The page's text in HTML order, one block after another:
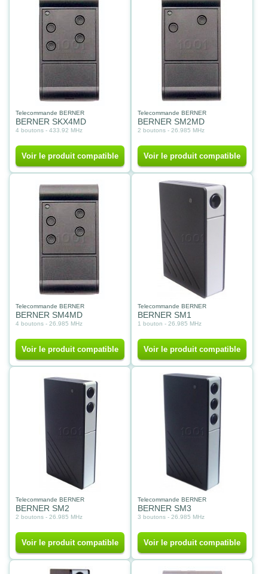
Telecommande BERNER
BERNER SKX4MD
4 boutons - 433.92 MHz
Voir le produit compatible
Telecommande BERNER
BERNER SM2MD
2 boutons - 26.985 MHz
Voir le produit compatible
Telecommande BERNER
BERNER SM4MD
4 boutons - 26.985 MHz
Voir le produit compatible
Telecommande BERNER
BERNER SM1
1 bouton - 26.985 MHz
Voir le produit compatible
Telecommande BERNER
BERNER SM2
2 boutons - 26.985 MHz
Voir le produit compatible
Telecommande BERNER
BERNER SM3
3 boutons - 26.985 MHz
Voir le produit compatible